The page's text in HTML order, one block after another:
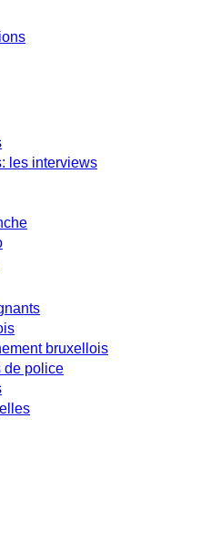
les interviews
bruxellois
de police